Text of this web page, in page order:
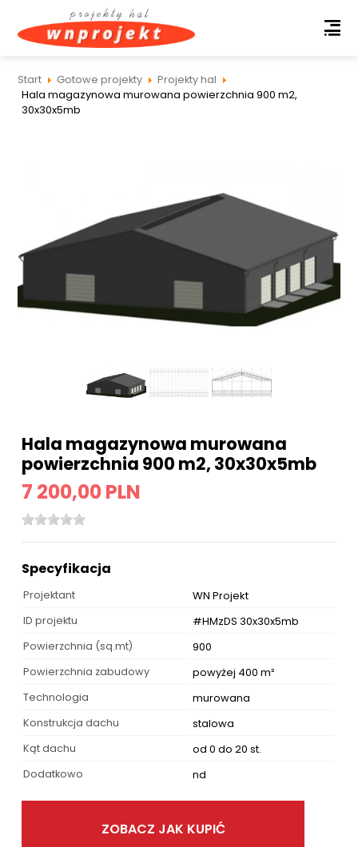
Start Gotowe projekty Projekty hal
Hala magazynowa murowana powierzchnia 900 m2,
30x30x5mb
Hala magazynowa murowana
powierzchnia 900 m2, 30x30x5mb
7 200,00 PLN
Specyfikacja
Projektant WN Projekt
ID projektu #HMzDS 30x30x5mb
Powierzchnia (sq.mt) 900
Powierzchnia zabudowy powyżej 400 m²
Technologia murowana
Konstrukcja dachu stalowa
Kąt dachu od 0 do 20 st.
Dodatkowo nd
ZOBACZ JAK KUPIĆ